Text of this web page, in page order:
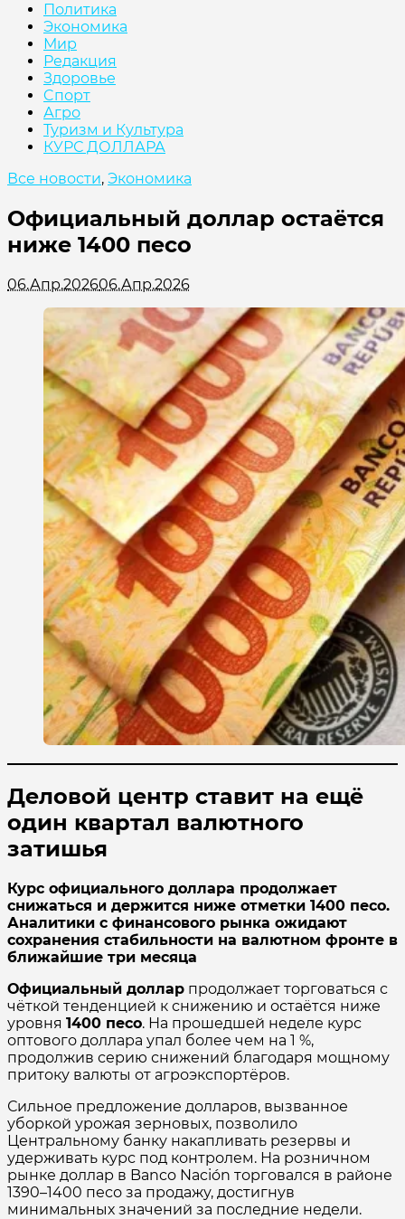
Политика
Экономика
Мир
Редакция
Здоровье
Cпорт
Агро
Туризм и Культура
КУРС ДОЛЛАРА
Все новости, Экономика
Официальный доллар остаётся
ниже 1400 песо
06.Апр.202606.Апр.2026
Деловой центр ставит на ещё
один квартал валютного
затишья
Курс официального доллара продолжает
снижаться и держится ниже отметки 1400 песо.
Аналитики с финансового рынка ожидают
сохранения стабильности на валютном фронте в
ближайшие три месяца
Официальный доллар продолжает торговаться с
чёткой тенденцией к снижению и остаётся ниже
уровня 1400 песо. На прошедшей неделе курс
оптового доллара упал более чем на 1 %,
продолжив серию снижений благодаря мощному
притоку валюты от агроэкспортёров.
Сильное предложение долларов, вызванное
уборкой урожая зерновых, позволило
Центральному банку накапливать резервы и
удерживать курс под контролем. На розничном
рынке доллар в Banco Nación торговался в районе
1390–1400 песо за продажу, достигнув
минимальных значений за последние недели.